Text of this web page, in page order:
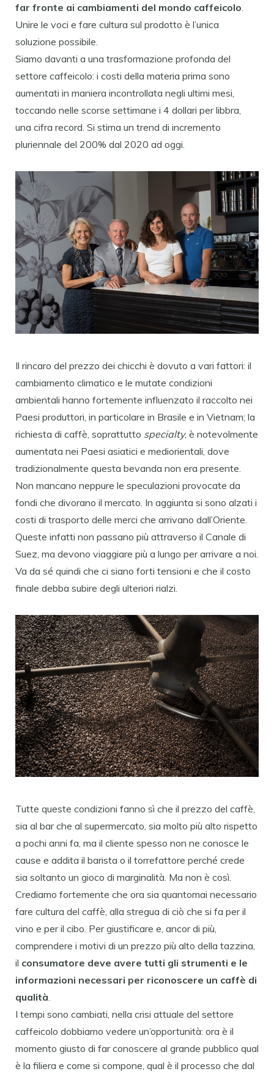
far fronte ai cambiamenti del mondo caffeicolo
Unire le voci e fare cultura sul prodotto è l’unica
soluzione possibile.
Siamo davanti a una trasformazione profonda del
settore caffeicolo: i costi della materia prima sono
aumentati in maniera incontrollata negli ultimi mesi,
toccando nelle scorse settimane i 4 dollari per libbra,
una cifra record. Si stima un trend di incremento
pluriennale del 200% dal 2020 ad oggi.
Il rincaro del prezzo dei chicchi è dovuto a vari fattori: il
cambiamento climatico e le mutate condizioni
ambientali hanno fortemente influenzato il raccolto nei
Paesi produttori, in particolare in Brasile e in Vietnam; la
richiesta di caffè, soprattutto specialty, è notevolmente
aumentata nei Paesi asiatici e mediorientali, dove
tradizionalmente questa bevanda non era presente.
Non mancano neppure le speculazioni provocate da
fondi che divorano il mercato. In aggiunta si sono alzati i
costi di trasporto delle merci che arrivano dall’Oriente.
Queste infatti non passano più attraverso il Canale di
Suez, ma devono viaggiare più a lungo per arrivare a noi.
Va da sé quindi che ci siano forti tensioni e che il costo
finale debba subire degli ulteriori rialzi.
Tutte queste condizioni fanno sì che il prezzo del caffè,
sia al bar che al supermercato, sia molto più alto rispetto
a pochi anni fa, ma il cliente spesso non ne conosce le
cause e addita il barista o il torrefattore perché crede
sia soltanto un gioco di marginalità. Ma non è così.
Crediamo fortemente che ora sia quantomai necessario
fare cultura del caffè, alla stregua di ciò che si fa per il
vino e per il cibo. Per giustificare e, ancor di più,
comprendere i motivi di un prezzo più alto della tazzina,
il consumatore deve avere tutti gli strumenti e le
informazioni necessari per riconoscere un caffè di
qualità.
I tempi sono cambiati, nella crisi attuale del settore
caffeicolo dobbiamo vedere un’opportunità: ora è il
momento giusto di far conoscere al grande pubblico qual
è la filiera e come si compone, qual è il processo che dal